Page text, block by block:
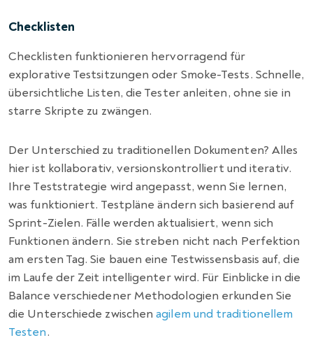
Checklisten
Checklisten funktionieren hervorragend für
explorative Testsitzungen oder Smoke-Tests. Schnelle,
übersichtliche Listen, die Tester anleiten, ohne sie in
starre Skripte zu zwängen.
Der Unterschied zu traditionellen Dokumenten? Alles
hier ist kollaborativ, versionskontrolliert und iterativ.
Ihre Teststrategie wird angepasst, wenn Sie lernen,
was funktioniert. Testpläne ändern sich basierend auf
Sprint-Zielen. Fälle werden aktualisiert, wenn sich
Funktionen ändern. Sie streben nicht nach Perfektion
am ersten Tag. Sie bauen eine Testwissensbasis auf, die
im Laufe der Zeit intelligenter wird. Für Einblicke in die
Balance verschiedener Methodologien erkunden Sie
die Unterschiede zwischenagilem und traditionellem
Testen.